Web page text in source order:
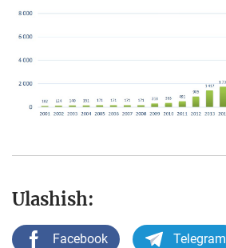
Ulashish:
Facebook Telegram